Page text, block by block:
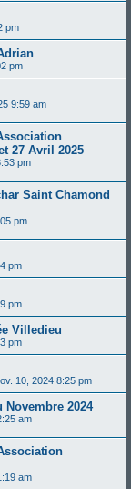
pm
pm
9:59 am
27 Avril 2025
pm
Saint Chamond
pm
pm
pm
Villedieu
pm
10, 2024 8:25 pm
2024
am
am